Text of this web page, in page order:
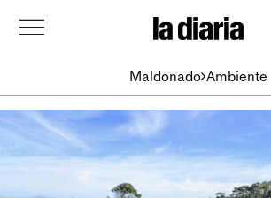
Maldonado Ambiente